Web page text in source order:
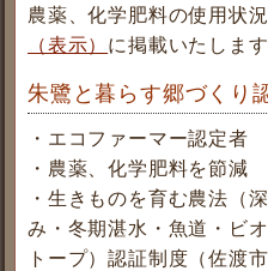
農薬、化学肥料の使用状
（表示） に掲載いたします
朱鷺と暮らす郷づくり
・エコファーマー認定者
・農薬、化学肥料を節減
・生きものを育む農法（深
み・冬期湛水・魚道・ビオ
トープ）認証制度（佐渡市